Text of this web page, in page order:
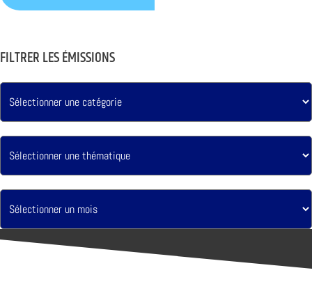
FILTRER LES ÉMISSIONS